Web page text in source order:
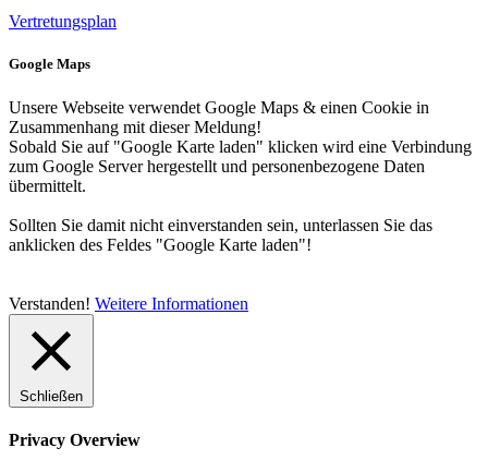
Vertretungsplan
Google Maps
Unsere Webseite verwendet Google Maps & einen Cookie in
Zusammenhang mit dieser Meldung!
Sobald Sie auf "Google Karte laden" klicken wird eine Verbindung
zum Google Server hergestellt und personenbezogene Daten
übermittelt.
Sollten Sie damit nicht einverstanden sein, unterlassen Sie das
anklicken des Feldes "Google Karte laden"!
Verstanden! Weitere Informationen
Schließen
Privacy Overview